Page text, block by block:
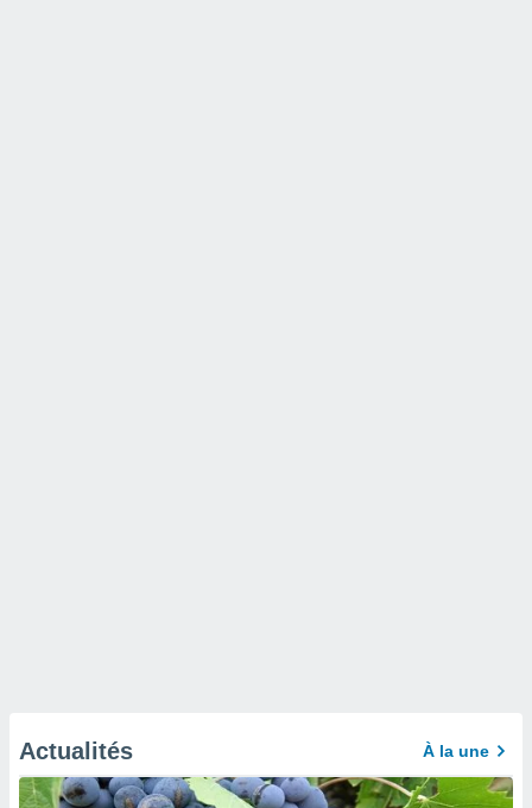
Actualités À la une